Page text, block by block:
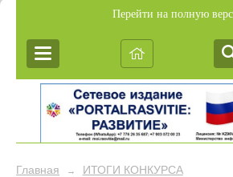
Перейти на полную
Главная → ИТОГИ КОНКУРСА